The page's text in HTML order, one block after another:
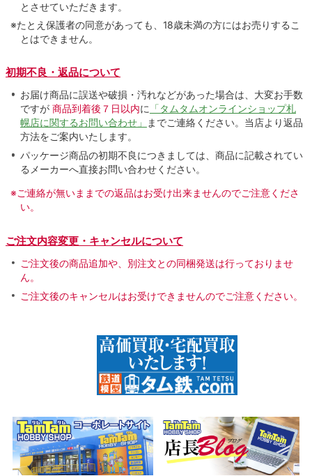
とさせていただきます。
※たとえ保護者の同意があっても、18歳未満の方にはお売りするこ
とはできません。
初期不良・返品について
お届け商品に誤送や破損・汚れなどがあった場合は、大変お手数
ですが 商品到着後７日以内に 「タムタムオンラインショップ札
幌店に関するお問い合わせ」
までご連絡ください。当店より返品
方法をご案内いたします。
パッケージ商品の初期不良につきましては、商品に記載されてい
るメーカーへ直接お問い合わせください。
※ご連絡が無いままでの返品はお受け出来ませんのでご注意くださ
い。
ご注文内容変更・キャンセルについて
ご注文後の商品追加や、別注文との同梱発送は行っておりませ
ん。
ご注文後のキャンセルはお受けできませんのでご注意ください。